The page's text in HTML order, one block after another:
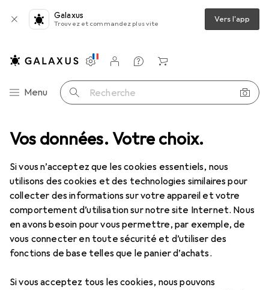
Vos données. Votre choix.
Si vous n’acceptez que les cookies essentiels, nous
utilisons des cookies et des technologies similaires pour
collecter des informations sur votre appareil et votre
comportement d’utilisation sur notre site Internet. Nous
en avons besoin pour vous permettre, par exemple, de
vous connecter en toute sécurité et d’utiliser des
fonctions de base telles que le panier d’achats.
Si vous acceptez tous les cookies, nous pouvons
Galaxus
Trouvez et commandez plus vite Vers l'app
Navigation par catégorie
Menu Recherche
Paramètres
Compte client
Listes de comparaison
Listes d'envies
Panier
Tout l'assortiment Sports Autres sports
Autres sports
DécouvrirForum
Best-seller